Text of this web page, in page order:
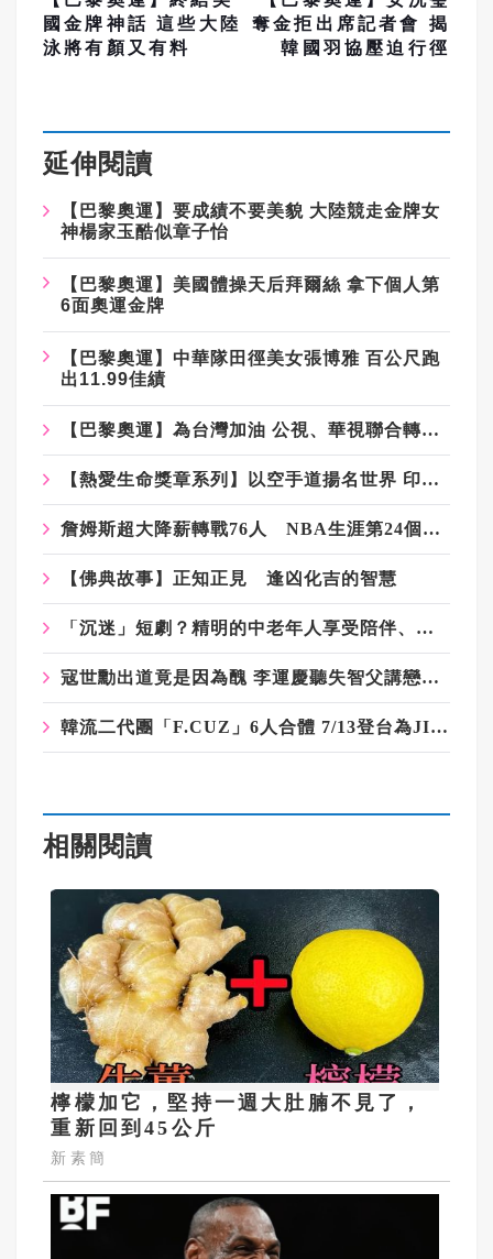
國金牌神話 這些大陸
泳將有顏又有料
奪金拒出席記者會 揭
韓國羽協壓迫行徑
延伸閱讀
【巴黎奧運】要成績不要美貌 大陸競走金牌女
神楊家玉酷似章子怡
【巴黎奧運】美國體操天后拜爾絲 拿下個人第
6面奧運金牌
【巴黎奧運】中華隊田徑美女張博雅 百公尺跑
出11.99佳績
【巴黎奧運】為台灣加油 公視、華視聯合轉播即時賽事
【熱愛生命獎章系列】以空手道揚名世界 印尼阿富汗難民國手—米娜·阿薩迪（上）
詹姆斯超大降薪轉戰76人 NBA生涯第24個球季 挑戰總冠軍
【佛典故事】正知正見 逢凶化吉的智慧
「沉迷」短劇？精明的中老年人享受陪伴、不掏錢包
寇世勳出道竟是因為醜 李運慶聽失智父講戀愛史唯一不忘老婆
韓流二代團「F.CUZ」6人合體 7/13登台為JINON慶生
相關閱讀
檸檬加它，堅持一週大肚腩不見了，
重新回到45公斤
新素簡